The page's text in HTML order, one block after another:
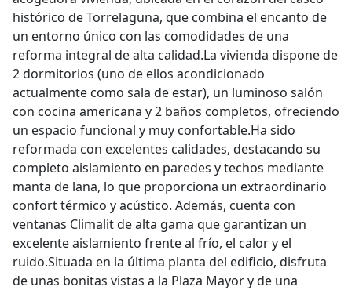
histórico de Torrelaguna, que combina el encanto de
un entorno único con las comodidades de una
reforma integral de alta calidad.La vivienda dispone de
2 dormitorios (uno de ellos acondicionado
actualmente como sala de estar), un luminoso salón
con cocina americana y 2 baños completos, ofreciendo
un espacio funcional y muy confortable.Ha sido
reformada con excelentes calidades, destacando su
completo aislamiento en paredes y techos mediante
manta de lana, lo que proporciona un extraordinario
confort térmico y acústico. Además, cuenta con
ventanas Climalit de alta gama que garantizan un
excelente aislamiento frente al frío, el calor y el
ruido.Situada en la última planta del edificio, disfruta
de unas bonitas vistas a la Plaza Mayor y de una